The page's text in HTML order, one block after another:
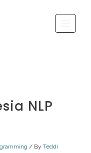
NLP
/ By Teddi